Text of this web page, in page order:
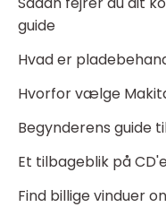
guide
Hvad er
Hvorfor vælge
Begynderens guide
Et tilbageblik på
Find billige vinduer